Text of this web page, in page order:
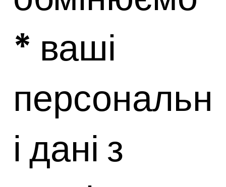
* ваші
персональн
і дані з